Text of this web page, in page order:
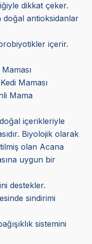
dikkat çeker.
doğal antioksidanlar
içerir.
Maması
Mama
içerikleriyle
Biyolojik olarak
olan Acana
uygun bir
destekler.
sindirimi
sistemini